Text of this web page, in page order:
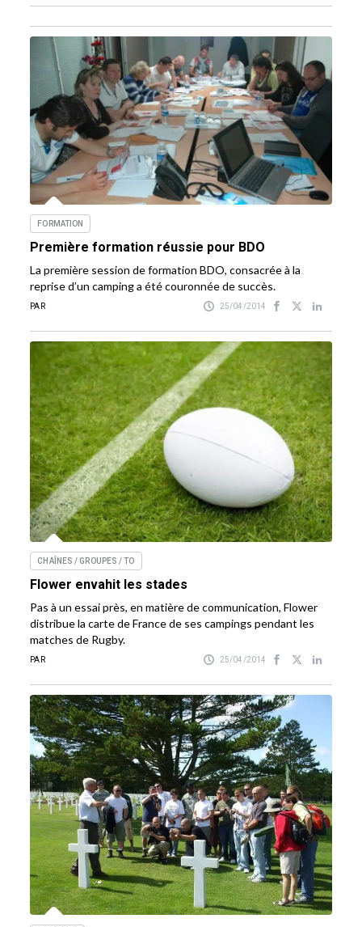
FORMATION
Première formation réussie pour BDO
La première session de formation BDO, consacrée à la
reprise d’un camping a été couronnée de succès.
PAR 25/04/2014
CHAÎNES / GROUPES / TO
Flower envahit les stades
Pas à un essai près, en matière de communication, Flower
distribue la carte de France de ses campings pendant les
matches de Rugby.
PAR 25/04/2014